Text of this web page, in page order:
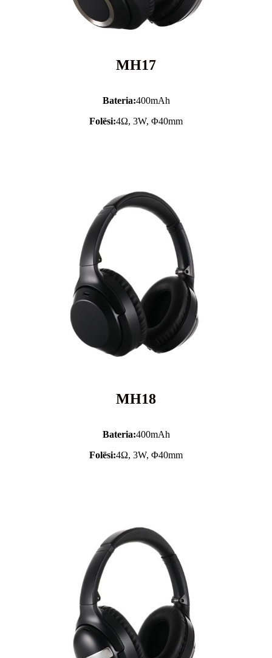
MH17
Bateria:400mAh
Folësi:4Ω, 3W, Φ40mm
MH18
Bateria:400mAh
Folësi:4Ω, 3W, Φ40mm